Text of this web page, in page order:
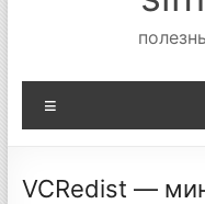
VCRedist —